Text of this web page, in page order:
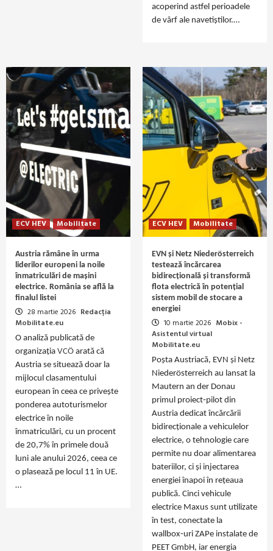
acoperind astfel perioadele
de vârf ale navetiștilor.…
ECV HEV Mobilitate
Austria rămâne în urma
liderilor europeni la noile
înmatriculări de mașini
electrice. România se află la
finalul listei
28 martie 2026 Redacția
Mobilitate.eu
O analiză publicată de
organizația VCÖ arată că
Austria se situează doar la
mijlocul clasamentului
european în ceea ce privește
ponderea autoturismelor
electrice în noile
înmatriculări, cu un procent
de 20,7% în primele două
luni ale anului 2026, ceea ce
o plasează pe locul 11 în UE.
…
ECV HEV Mobilitate
EVN și Netz Niederösterreich
testează încărcarea
bidirecțională și transformă
flota electrică în potențial
sistem mobil de stocare a
energiei
10 martie 2026 Mobix -
Asistentul virtual
Mobilitate.eu
Poșta Austriacă, EVN și Netz
Niederösterreich au lansat la
Mautern an der Donau
primul proiect‑pilot din
Austria dedicat încărcării
bidirecționale a vehiculelor
electrice, o tehnologie care
permite nu doar alimentarea
bateriilor, ci și injectarea
energiei înapoi în rețeaua
publică. Cinci vehicule
electrice Maxus sunt utilizate
în test, conectate la
wallbox‑uri ZAPe instalate de
PEET GmbH, iar energia